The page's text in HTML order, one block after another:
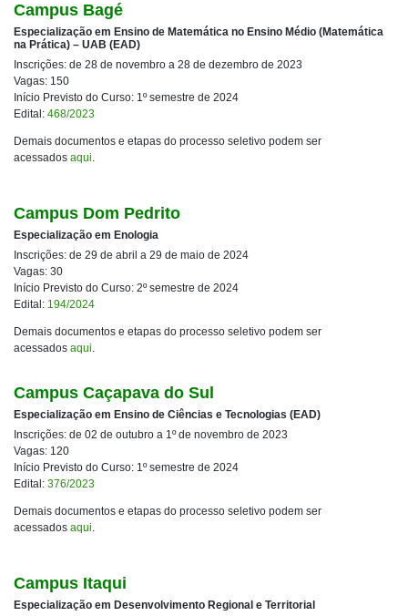
Campus Bagé
Especialização em Ensino de Matemática no Ensino Médio (Matemática
na Prática) – UAB (EAD)
Inscrições: de 28 de novembro a 28 de dezembro de 2023
Vagas: 150
Início Previsto do Curso: 1º semestre de 2024
Edital: 468/2023
Demais documentos e etapas do processo seletivo podem ser
acessados aqui.
Campus Dom Pedrito
Especialização em Enologia
Inscrições: de 29 de abril a 29 de maio de 2024
Vagas: 30
Início Previsto do Curso: 2º semestre de 2024
Edital: 194/2024
Demais documentos e etapas do processo seletivo podem ser
acessados aqui.
Campus Caçapava do Sul
Especialização em Ensino de Ciências e Tecnologias (EAD)
Inscrições: de 02 de outubro a 1º de novembro de 2023
Vagas: 120
Início Previsto do Curso: 1º semestre de 2024
Edital: 376/2023
Demais documentos e etapas do processo seletivo podem ser
acessados aqui.
Campus Itaqui
Especialização em Desenvolvimento Regional e Territorial